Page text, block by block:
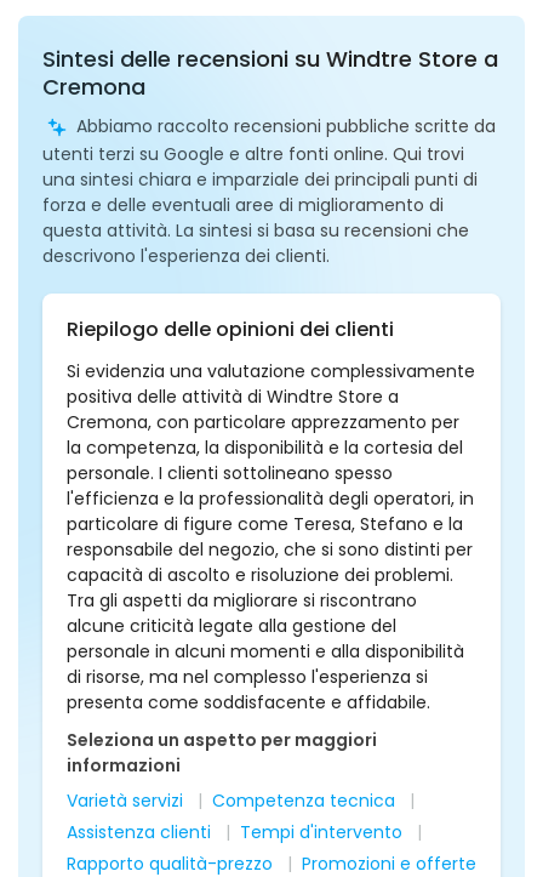
Sintesi delle recensioni su Windtre Store a
Cremona
Abbiamo raccolto recensioni pubbliche scritte da
utenti terzi su Google e altre fonti online. Qui trovi
una sintesi chiara e imparziale dei principali punti di
forza e delle eventuali aree di miglioramento di
questa attività. La sintesi si basa su recensioni che
descrivono l'esperienza dei clienti.
Riepilogo delle opinioni dei clienti
Si evidenzia una valutazione complessivamente
positiva delle attività di Windtre Store a
Cremona, con particolare apprezzamento per
la competenza, la disponibilità e la cortesia del
personale. I clienti sottolineano spesso
l'efficienza e la professionalità degli operatori, in
particolare di figure come Teresa, Stefano e la
responsabile del negozio, che si sono distinti per
capacità di ascolto e risoluzione dei problemi.
Tra gli aspetti da migliorare si riscontrano
alcune criticità legate alla gestione del
personale in alcuni momenti e alla disponibilità
di risorse, ma nel complesso l'esperienza si
presenta come soddisfacente e affidabile.
Seleziona un aspetto per maggiori
informazioni
Varietà servizi
Competenza tecnica
Assistenza clienti
Tempi d'intervento
Rapporto qualità-prezzo
Promozioni e offerte